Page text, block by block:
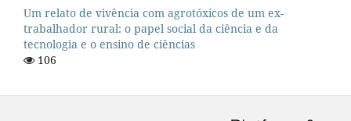
Um relato de vivência com agrotóxicos de um ex-
trabalhador rural: o papel social da ciência e da
tecnologia e o ensino de ciências
106